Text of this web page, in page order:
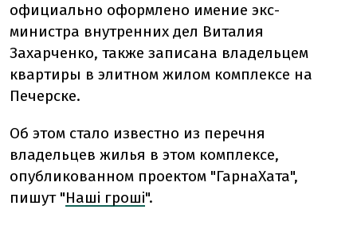
официально оформлено имение экс-
министра внутренних дел Виталия
Захарченко, также записана владельцем
квартиры в элитном жилом комплексе на
Печерске.
Об этом стало известно из перечня
владельцев жилья в этом комплексе,
опубликованном проектом "ГарнаХата",
пишут "Наші гроші".